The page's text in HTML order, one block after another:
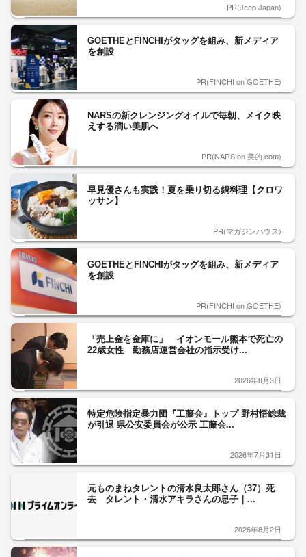
PR(Jeep Japan)
GOETHEとFINCHIがタッグを組み、新メディア
を創設
PR(FINCHI on GOETHE)
NARSの新クレンジングオイルで毎朝、メイク映
えする潤い美肌へ
PR(NARS on 美的.com)
早見優さんも実践！夏を乗り切る鍋料理【クロワ
ッサン】
PR(マガジンハウス)
GOETHEとFINCHIがタッグを組み、新メディア
を創設
PR(FINCHI on GOETHE)
「売上金を金庫に」 イオンモール熊本で死亡の
22歳女性 勤務店運営会社の指示受け...
2026年8月3日
特定危険指定暴力団『工藤会』トップ 野村悟総裁
が引退 県公安委員会が公示 工藤会...
2026年7月31日
元ものまねタレントの清水良太郎さん（37）死
去 タレント・清水アキラさんの息子｜...
2026年8月2日